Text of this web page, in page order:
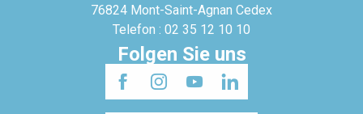
76824 Mont-Saint-Agnan Cedex
Telefon : 02 35 12 10 10
Folgen Sie uns